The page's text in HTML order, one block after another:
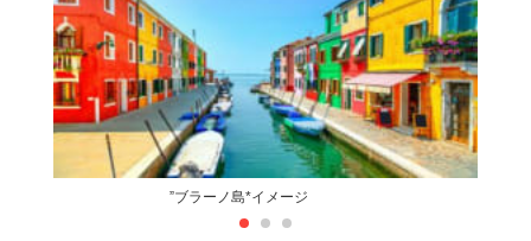
”ブラーノ島*イメージ